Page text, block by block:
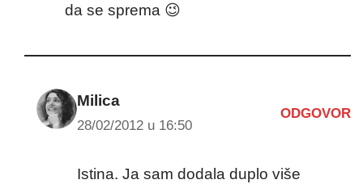
da se sprema 😉
Milica
28/02/2012 u 16:50
ODGOVOR
Istina. Ja sam dodala duplo više